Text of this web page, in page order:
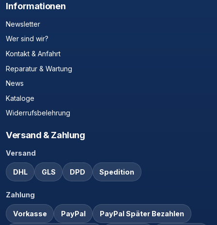
Informationen
Newsletter
Wer sind wir?
Kontakt & Anfahrt
Reparatur & Wartung
News
Kataloge
Widerrufsbelehrung
Versand & Zahlung
Versand
DHL GLS DPD Spedition
Zahlung
Vorkasse PayPal PayPal Später Bezahlen